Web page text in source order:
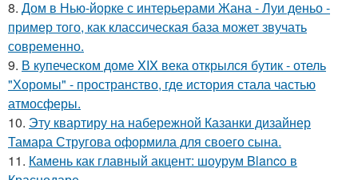
8. Дом в Нью-йорке с интерьерами Жана - Луи деньо -
пример того, как классическая база может звучать
современно.
9. В купеческом доме XIX века открылся бутик - отель
"Хоромы" - пространство, где история стала частью
атмосферы.
10. Эту квартиру на набережной Казанки дизайнер
Тамара Стругова оформила для своего сына.
11. Камень как главный акцент: шоурум Blanco в